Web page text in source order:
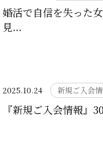
婚活で自信を失った
見...
2025.10.24 新規ご入会
『新規ご入会情報』